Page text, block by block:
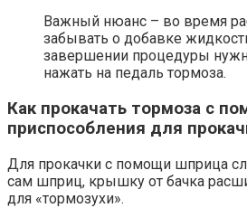
Важный нюанс – во время
забывать о добавке
завершении процедуры
нажать на педаль тормоза.
Как прокачать тормоза с
приспособления для
Для прокачки с помощи шприца
сам шприц, крышку от бачка
для «тормозухи».